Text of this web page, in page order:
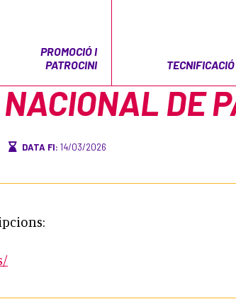
PROMOCIÓ I
PATROCINI
TECNIFICACIÓ
NACIONAL DE
DATA FI: 14/03/2026